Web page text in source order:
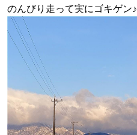
のんびり走って実にゴキゲン♪